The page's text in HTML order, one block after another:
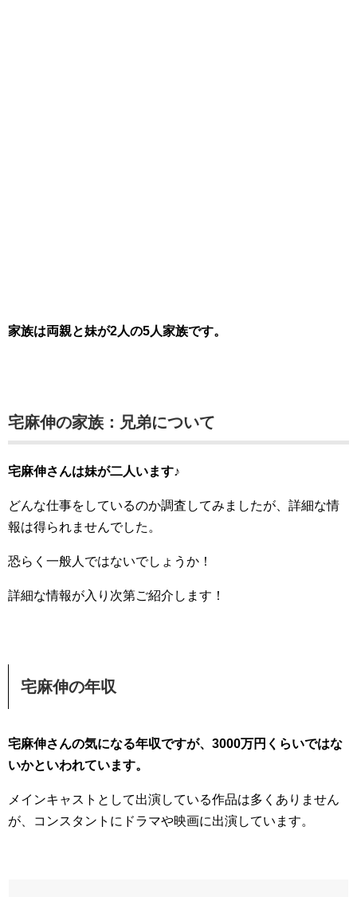
家族は両親と妹が2人の5人家族です。
宅麻伸の家族：兄弟について
宅麻伸さんは妹が二人います♪
どんな仕事をしているのか調査してみましたが、詳細な情
報は得られませんでした。
恐らく一般人ではないでしょうか！
詳細な情報が入り次第ご紹介します！
宅麻伸の年収
宅麻伸さんの気になる年収ですが、3000万円くらいではな
いかといわれています。
メインキャストとして出演している作品は多くありません
が、コンスタントにドラマや映画に出演しています。